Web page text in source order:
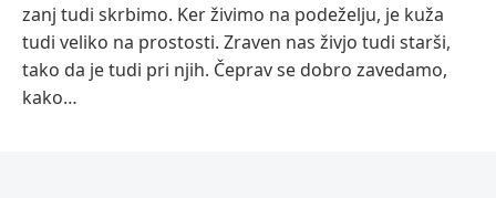
zanj tudi skrbimo. Ker živimo na podeželju, je kuža
tudi veliko na prostosti. Zraven nas živjo tudi starši,
tako da je tudi pri njih. Čeprav se dobro zavedamo,
kako…